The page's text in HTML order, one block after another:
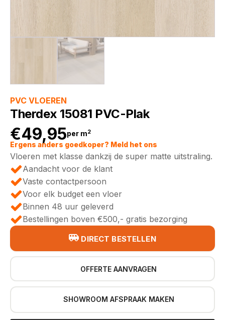
PVC VLOEREN
Therdex 15081 PVC-Plak
€49,95per m2
Ergens anders goedkoper? Meld het ons
Vloeren met klasse dankzij de super matte uitstraling.
Aandacht voor de klant
Vaste contactpersoon
Voor elk budget een vloer
Binnen 48 uur geleverd
Bestellingen boven €500,- gratis bezorging
DIRECT BESTELLEN
OFFERTE AANVRAGEN
SHOWROOM AFSPRAAK MAKEN